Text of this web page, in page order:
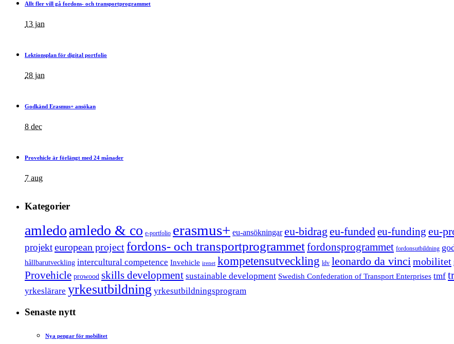
Allt fler vill gå fordons- och transportprogrammet
13 jan
Lektionsplan för digital portfolio
28 jan
Godkänd Erasmus+ ansökan
8 dec
Provehicle är förlängt med 24 månader
7 aug
Kategorier
amledoamledo & co e-portfolio erasmus+ eu-ansökningar eu-bidrag eu-funded eu-funding eu-
projekteuropean projectfordons- och transportprogrammetfordonsprogrammet fordonsutbildning
hållbarutveckling intercultural competence Invehicle irenet kompetensutveckling ldv leonardo da vinci mobilitet
Provehicle prowood skills development sustainable development Swedish Confederation of Transport Enterprises tmf
yrkeslärare yrkesutbildning yrkesutbildningsprogram
Senaste nytt
Nya pengar för mobilitet